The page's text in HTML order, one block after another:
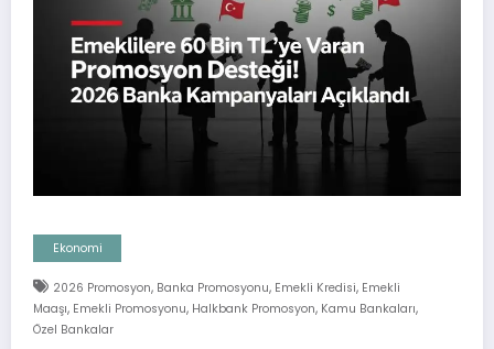
Ekonomi
2026 Promosyon, Banka Promosyonu, Emekli Kredisi, Emekli
Maaşı, Emekli Promosyonu, Halkbank Promosyon, Kamu Bankaları,
Özel Bankalar